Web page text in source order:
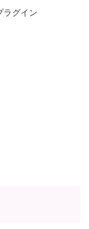
グイン